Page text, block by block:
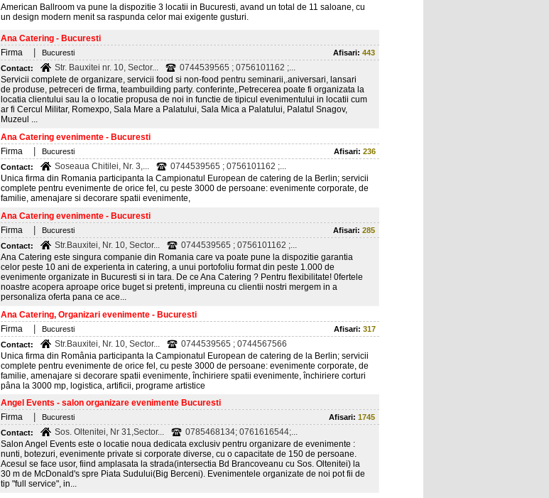
American Ballroom va pune la dispozitie 3 locatii in Bucuresti, avand un total de 11 saloane, cu
un design modern menit sa raspunda celor mai exigente gusturi.
Ana Catering - Bucuresti
Firma
Bucuresti Afisari: 443
Contact:
Str. Bauxitei nr. 10, Sector...
0744539565 ; 0756101162 ;...
Servicii complete de organizare, servicii food si non-food pentru seminarii,.aniversari, lansari
de produse, petreceri de firma, teambuilding party. conferinte,.Petrecerea poate fi organizata la
locatia clientului sau la o locatie propusa de noi in functie de tipicul evenimentului in locatii cum
ar fi Cercul Militar, Romexpo, Sala Mare a Palatului, Sala Mica a Palatului, Palatul Snagov,
Muzeul ...
Ana Catering evenimente - Bucuresti
Firma
Bucuresti Afisari: 236
Contact:
Soseaua Chitilei, Nr. 3,...
0744539565 ; 0756101162 ;...
Unica firma din Romania participanta la Campionatul European de catering de la Berlin; servicii
complete pentru evenimente de orice fel, cu peste 3000 de persoane: evenimente corporate, de
familie, amenajare si decorare spatii evenimente,
Ana Catering evenimente - Bucuresti
Firma
Bucuresti Afisari: 285
Contact:
Str.Bauxitei, Nr. 10, Sector...
0744539565 ; 0756101162 ;...
Ana Catering este singura companie din Romania care va poate pune la dispozitie garantia
celor peste 10 ani de experienta in catering, a unui portofoliu format din peste 1.000 de
evenimente organizate in Bucuresti si in tara. De ce Ana Catering ? Pentru flexibilitate! 0fertele
noastre acopera aproape orice buget si pretenti, impreuna cu clientii nostri mergem in a
personaliza oferta pana ce ace...
Ana Catering, Organizari evenimente - Bucuresti
Firma
Bucuresti Afisari: 317
Contact:
Str.Bauxitei, Nr. 10, Sector...
0744539565 ; 0744567566
Unica firma din România participanta la Campionatul European de catering de la Berlin; servicii
complete pentru evenimente de orice fel, cu peste 3000 de persoane: evenimente corporate, de
familie, amenajare si decorare spatii evenimente, închiriere spatii evenimente, închiriere corturi
pâna la 3000 mp, logistica, artificii, programe artistice
Angel Events - salon organizare evenimente Bucuresti
Firma
Bucuresti Afisari: 1745
Contact:
Sos. Oltenitei, Nr 31,Sector...
0785468134; 0761616544;...
Salon Angel Events este o locatie noua dedicata exclusiv pentru organizare de evenimente :
nunti, botezuri, evenimente private si corporate diverse, cu o capacitate de 150 de persoane.
Acesul se face usor, fiind amplasata la strada(intersectia Bd Brancoveanu cu Sos. Oltenitei) la
30 m de McDonald's spre Piata Sudului(Big Berceni). Evenimentele organizate de noi pot fii de
tip "full service", in...